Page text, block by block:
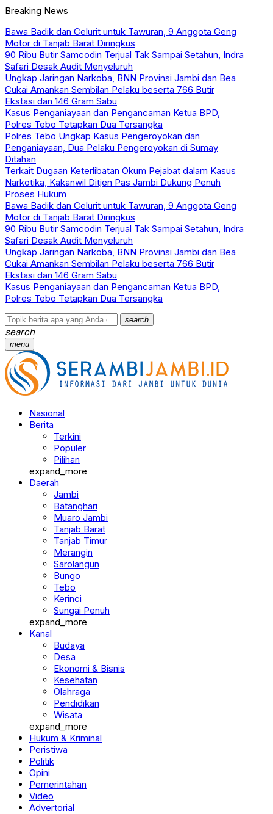
Breaking News
Bawa Badik dan Celurit untuk Tawuran, 9 Anggota Geng
Motor di Tanjab Barat Diringkus
90 Ribu Butir Samcodin Terjual Tak Sampai Setahun, Indra
Safari Desak Audit Menyeluruh
Ungkap Jaringan Narkoba, BNN Provinsi Jambi dan Bea
Cukai Amankan Sembilan Pelaku beserta 766 Butir
Ekstasi dan 146 Gram Sabu
Kasus Penganiayaan dan Pengancaman Ketua BPD,
Polres Tebo Tetapkan Dua Tersangka
Polres Tebo Ungkap Kasus Pengeroyokan dan
Penganiayaan, Dua Pelaku Pengeroyokan di Sumay
Ditahan
Terkait Dugaan Keterlibatan Okum Pejabat dalam Kasus
Narkotika, Kakanwil Ditjen Pas Jambi Dukung Penuh
Proses Hukum
Bawa Badik dan Celurit untuk Tawuran, 9 Anggota Geng
Motor di Tanjab Barat Diringkus
90 Ribu Butir Samcodin Terjual Tak Sampai Setahun, Indra
Safari Desak Audit Menyeluruh
Ungkap Jaringan Narkoba, BNN Provinsi Jambi dan Bea
Cukai Amankan Sembilan Pelaku beserta 766 Butir
Ekstasi dan 146 Gram Sabu
Kasus Penganiayaan dan Pengancaman Ketua BPD,
Polres Tebo Tetapkan Dua Tersangka
search
search
menu
Nasional
Berita
Terkini
Populer
Pilihan
expand_more
Daerah
Jambi
Batanghari
Muaro Jambi
Tanjab Barat
Tanjab Timur
Merangin
Sarolangun
Bungo
Tebo
Kerinci
Sungai Penuh
expand_more
Kanal
Budaya
Desa
Ekonomi & Bisnis
Kesehatan
Olahraga
Pendidikan
Wisata
expand_more
Hukum & Kriminal
Peristiwa
Politik
Opini
Pemerintahan
Video
Advertorial